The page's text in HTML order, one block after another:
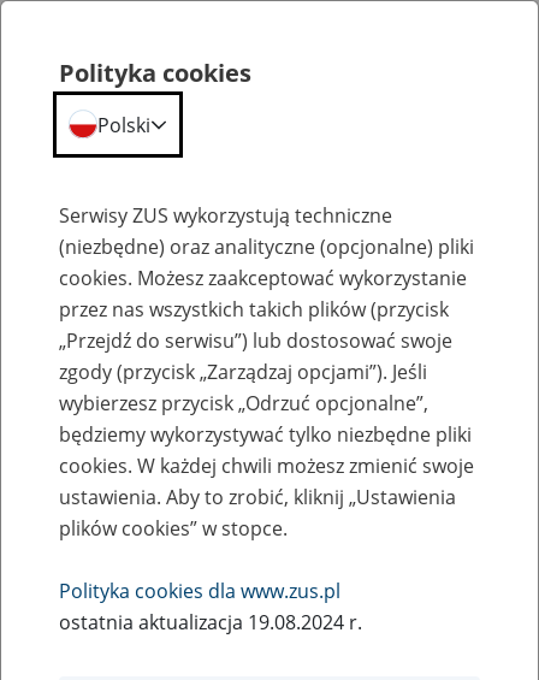
Komunikaty
Komunikat w sprawie wersji 8.01.001 i
8.01.001A programu Płatnik
26
sierpnia
2014
Polityka cookies
Polski
Serwisy ZUS wykorzystują techniczne
(niezbędne) oraz analityczne (opcjonalne) pliki
cookies. Możesz zaakceptować wykorzystanie
przez nas wszystkich takich plików (przycisk
„Przejdź do serwisu”) lub dostosować swoje
zgody (przycisk „Zarządzaj opcjami”). Jeśli
wybierzesz przycisk „Odrzuć opcjonalne”,
będziemy wykorzystywać tylko niezbędne pliki
cookies. W każdej chwili możesz zmienić swoje
ustawienia. Aby to zrobić, kliknij „Ustawienia
plików cookies” w stopce.
Polityka cookies dla www.zus.pl
ostatnia aktualizacja 19.08.2024 r.